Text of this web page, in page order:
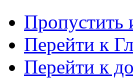
Пропустить
Перейти к
Перейти к